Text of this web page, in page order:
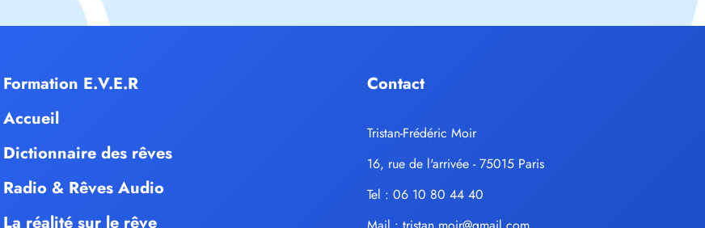
Formation E.V.E.R
Accueil
Dictionnaire des rêves
Radio & Rêves Audio
La réalité sur le rêve
Contact
Tristan-Frédéric Moir
16, rue de l'arrivée - 75015 Paris
Tel : 06 10 80 44 40